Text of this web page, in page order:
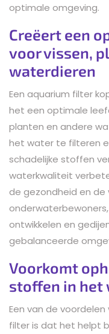
optimale omgeving.
Creëert een
voor vissen,
waterdieren
Een aquarium filter
het een optimale
planten en andere
het water te filteren
schadelijke stoffen
waterkwaliteit
de gezondheid en
ontwikkelen en
gebalanceerde
Voorkomt
stoffen in het
Een van de
filter is dat het helpt